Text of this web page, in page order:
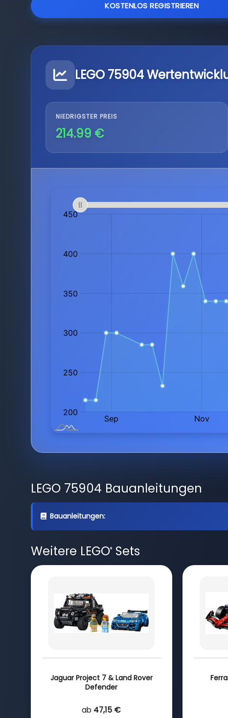
KOSTENLOS REGISTRIEREN
LEGO 75904
NIEDRIGSTER PREIS
214.99 €
LEGO 75904 Bauanleitungen
Bauanleitungen:
Weitere LEGO®Sets
Jaguar Project 7 & Land Rover
Defender
ab 47,15 €